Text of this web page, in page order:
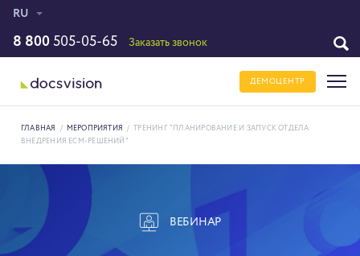
RU
8 800 505-05-65 Заказать звонок
ДЕМОЦЕНТР
ГЛАВНАЯ / МЕРОПРИЯТИЯ /
ТРЕНИНГ "ПЛАНИРОВАНИЕ И ЗАПУСК ОТДЕЛА
ВНЕДРЕНИЯ ECM-РЕШЕНИЙ"
ВЕБИНАР